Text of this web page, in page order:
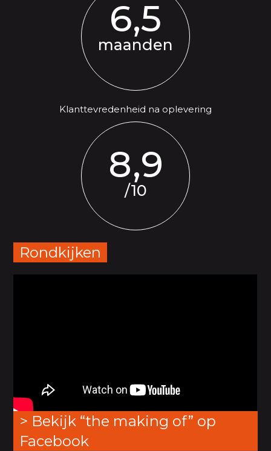
6,5
maanden
Klanttevredenheid na oplevering
8,9
/10
Rondkijken
> Bekijk “the making of” op
Facebook